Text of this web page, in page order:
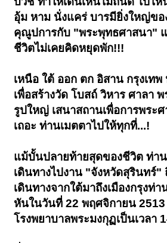
อุ้ม หาม นั่งแคร่ บารมียิ่งใหญ่ขอ
คุณูปการกับ "พระพุทธศาสนา"
ชีวิตไม่เคยคิดหยุดพัก!!!
เหนือ ใต้ ออก ตก อิสาน กรุงเท
เพื่อสร้างวัด โบสถ์ วิหาร ศาลา
รูปใหญ่ เสนาสถานเพื่อการพระ
เถอะ ท่านเมตตาไปให้ทุกที่...!
แม้บั้นปลายท้ายสุดของชีวิต ท่า
เดินทางไปงาน "จังหวัดสุรินทร์"
เดินทางจากใต้มาถึงเมืองกรุงท่
หันในวันที่ 22 พฤศจิกายน 2513
โรงพยาบาลพระมงกุฏเป็นเวลา